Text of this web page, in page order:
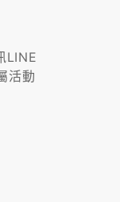
LINE
活動